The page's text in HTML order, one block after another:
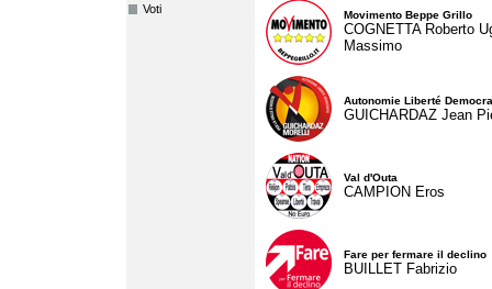
Voti
Movimento Beppe Grillo
COGNETTA Roberto
Massimo
Autonomie Liberté
GUICHARDAZ Jean
Val d'Outa
CAMPION Eros
Fare per fermare il declino
BUILLET Fabrizio